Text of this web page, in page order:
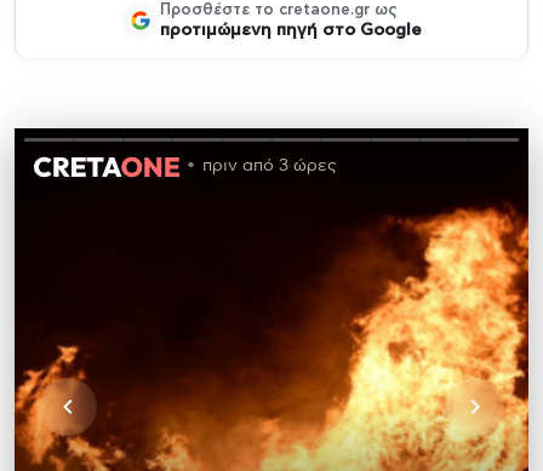
Προσθέστε το cretaone.gr ως
προτιμώμενη πηγή στο Google
πριν από 3 ώρες